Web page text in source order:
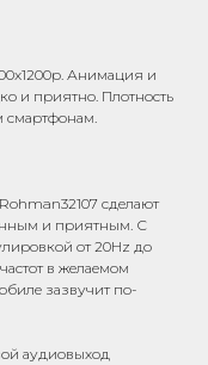
Анимация и
и приятно. Плотность
смартфонам.
сделают
и приятным. С
от 20Hz до
в желаемом
зазвучит по-
аудиовыход